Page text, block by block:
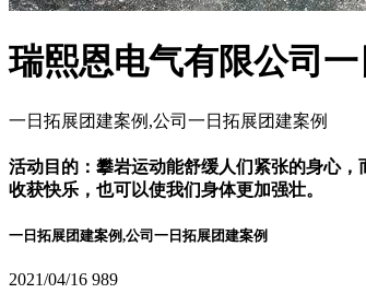
瑞熙恩电气有限公司
一日拓展团建案例,公司一日拓展团建案例
活动目的：攀岩运动能舒缓人们紧张的身心
收获快乐，也可以使我们身体更加强壮。
一日拓展团建案例,公司一日拓展团建案例
2021/04/16 989